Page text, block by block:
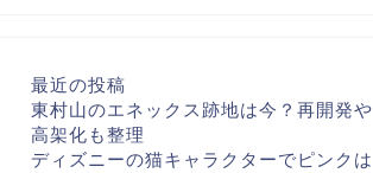
最近の投稿
東村山のエネックス跡地は今？再開発や
高架化も整理
ディズニーの猫キャラクターでピンクは